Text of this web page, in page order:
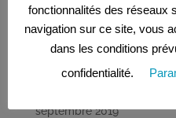
février 2020
septembre 2019
fonctionnalités des réseaux
navigation sur ce site, vous
dans les conditions
confidentialité.